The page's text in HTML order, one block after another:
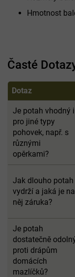
Hmotnost
Časté
Dotaz
Je potah vhodný i
pro jiné typy
pohovek, např. s
různými
opěrkami?
Jak dlouho potah
vydrží a jaká je na
něj záruka?
Je potah
dostatečně
proti drápům
domácích
mazlíčků?